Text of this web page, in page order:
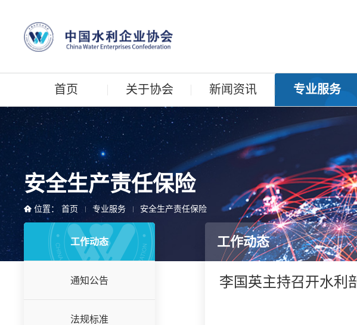
首页 关于协会 新闻资讯 专业服务
安全生产责任保险
位置： 首页 专业服务 安全生产责任保险
工作动态
通知公告
法规标准
工作动态
李国英主持召开水利